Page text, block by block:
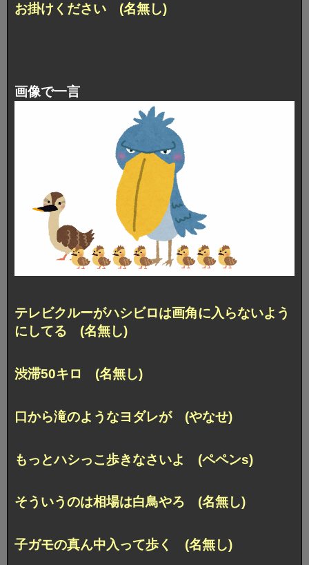
お掛けください (名無し)
画像で一言
テレビクルーがハシビロは画角に入らないよう
にしてる (名無し)
渋滞50キロ (名無し)
口から滝のようなヨダレが (やなせ)
もっとハシっこ歩きなさいよ (ペペンs)
そういうのは相場は白鳥やろ (名無し)
子ガモの真ん中入って歩く (名無し)